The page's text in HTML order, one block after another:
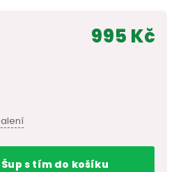
995 Kč
Šups tímdo košíku